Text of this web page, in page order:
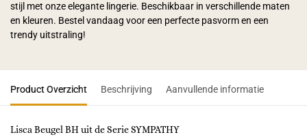
stijl met onze elegante lingerie. Beschikbaar in verschillende maten
en kleuren. Bestel vandaag voor een perfecte pasvorm en een
trendy uitstraling!
Product Overzicht Beschrijving Aanvullende informatie
Lisca Beugel BH uit de Serie SYMPATHY